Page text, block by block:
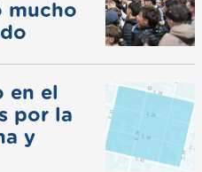
mucho
en el
por la
y